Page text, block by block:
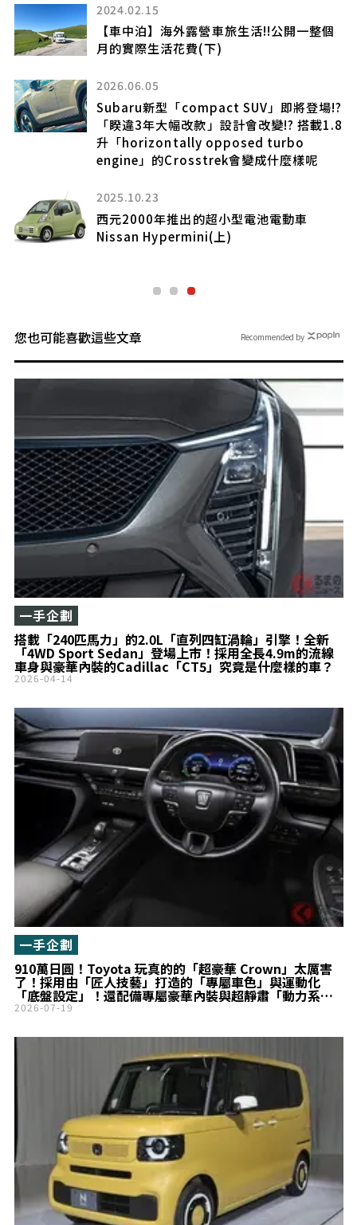
2024.02.15
【車中泊】海外露營車旅生活!!公開一整個
月的實際生活花費(下)
2026.06.05
Subaru新型「compact SUV」即將登場!?
「睽違3年大幅改款」設計會改變!? 搭載1.8
升「horizontally opposed turbo
engine」的Crosstrek會變成什麼樣呢
2025.10.23
西元2000年推出的超小型電池電動車
Nissan Hypermini(上)
您也可能喜歡這些文章
搭載「240匹馬力」的2.0L「直列四缸渦輪」引擎！全新
「4WD Sport Sedan」登場上市！採用全長4.9m的流線
車身與豪華內裝的Cadillac「CT5」究竟是什麼樣的車？
一手企劃
2026-04-14
910萬日圓！Toyota 玩真的的「超豪華 Crown」太厲害
了！採用由「匠人技藝」打造的「專屬車色」與運動化
「底盤設定」！還配備專屬豪華內裝與超靜肅「動力系
統」！頂級車型「THE LIMITED-MATTE METAL」到底有
一手企劃
2026-07-19
Recommended by